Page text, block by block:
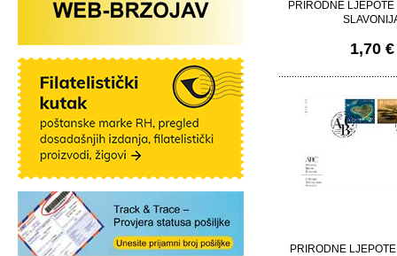
PRIRODNE
1,70 €
PRIRODNE